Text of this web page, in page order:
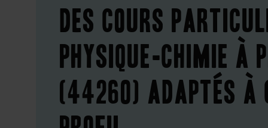
Des cours
physique-chimie à
(44260) adaptés à